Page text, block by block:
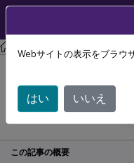
Citrix Provisioning
起動デバイス
July 29, 2024
C
この記事の概要
Webサイトの表示をブラウ
はい いいえ